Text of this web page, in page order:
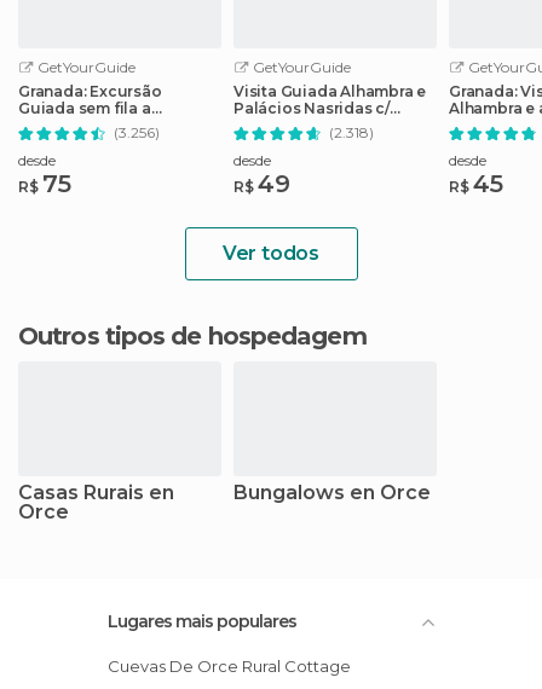
GetYourGuide
Granada: Excursão
Guiada sem fila a
Alhambra e Generalife
(3.256)
desde
R$ 75
GetYourGuide
Visita Guiada Alhambra e
Palácios Nasridas c/
Entrada Rápida(2.318)
desde
R$ 49
Granada:
Alhambra e
Nasridas
desde
R$ 45
Ver todos
Outros tipos de hospedagem
Casas Rurais en
Orce
Bungalows en Orce
Lugares mais populares
Cuevas De Orce Rural Cottage